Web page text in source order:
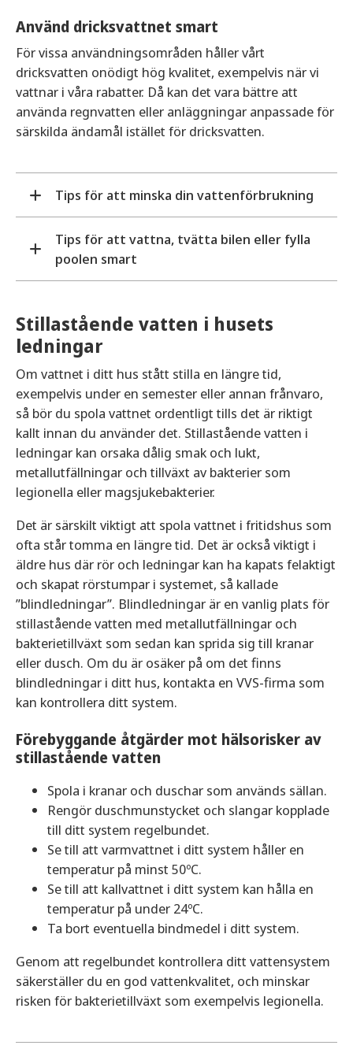
Använd dricksvattnet smart
För vissa användningsområden håller vårt
dricksvatten onödigt hög kvalitet, exempelvis när vi
vattnar i våra rabatter. Då kan det vara bättre att
använda regnvatten eller anläggningar anpassade för
särskilda ändamål istället för dricksvatten.
Tips för att minska din vattenförbrukning
Vårt dricksvatten är en viktig resurs och det finns
flera enkla sätt för att minska din
vattenförbrukning. Låt exempelvis inte kranen stå
när det behövs.
Du som bor i hus kan också övervaka din
vattenförbrukning genom att söka efter och laga
läckor på din fastighet, det kan både minska din
vattenförbrukning och förebygga skador på
fastigheten.
Fler tips för en minskad vattenförbrukning:
Dricksvatten- Fyll en tillbringare eller flaska
spola länge i kranen för att få kallt vatten.
Tvätt och disk- Fyll tvättmaskinen och
diskmaskinen ordentligt innan du startar
den. Använd maskinernas eko-program, de
använder i genomsnitt 10-20% mindre
vatten än vanliga program. Anpassa
tvättmaskinens program beroende på vad du
tvättar, bomullsprogram tenderar att
använda mer vatten.
Duschen- Ta kortare duschar och stäng av
kranen när du schamponerar dig. Använd
dig gärna av snålspolande munstycken, så
kranar. Då kan du begränsa vattenflödet
utan att tappa tryck i din kran.
Låt inte kranen stå på i onödan
exempelvis inte vattnet stå och rinna när du
borstar tänderna, diskar eller när du skalar
rotfrukter.
När det är dags att köpa nya vitvaror
Vid inköp av diskmaskin, tvättmaskin och
vattensnål och resurseffektiv variant. De kan
vara dyrare i inköp, men den minskade
vattenförbrukningen leder till minskade
Tips för att vattna, tvätta bilen eller fylla
poolen smart
För att minska vattenförbrukningen är det
smartare att vattna dina rabatter med
vattenkanna istället för trädgårdsslang eller
spridare, och vattna växterna på kvällen när det är
svalare. På varma dagar riskerar vattnet att
avdunsta istället för att gå till växten.
Om du har möjlighet kan du också samla
regnvatten och vattna med det. Du som har
vatten på dunk för hemberedskap kan vattna med
Tvätta bilen på biltvätten
I biltvätten och mackarnas gör-det-själv-hallar
finns system för rening och recirkulering av
tvättvattnet. Genom att tvätta bilen här, istället för
med vattenslangen på gatan, minskar du
vattenförbrukningen och även risken för att oljor
och kemikalier läcker ut i vårt dagvatten.
Fyll poolen med tankbil
Om du har en pool eller badtunna kan du beställa
en tankbil med vatten för att fylla på med. Vattnet
som det vatten vi har i våra kranar. Vattnet från
tankbilen är rent och går bra att bada i.
Stillastående vatten i husets
ledningar
Om vattnet i ditt hus stått stilla en längre tid,
exempelvis under en semester eller annan frånvaro,
så bör du spola vattnet ordentligt tills det är riktigt
kallt innan du använder det. Stillastående vatten i
ledningar kan orsaka dålig smak och lukt,
metallutfällningar och tillväxt av bakterier som
legionella eller magsjukebakterier.
Det är särskilt viktigt att spola vattnet i fritidshus som
ofta står tomma en längre tid. Det är också viktigt i
äldre hus där rör och ledningar kan ha kapats felaktigt
och skapat rörstumpar i systemet, så kallade
”blindledningar”. Blindledningar är en vanlig plats för
stillastående vatten med metallutfällningar och
bakterietillväxt som sedan kan sprida sig till kranar
eller dusch. Om du är osäker på om det finns
blindledningar i ditt hus, kontakta en VVS-firma som
kan kontrollera ditt system.
Förebyggande åtgärder mot hälsorisker av
stillastående vatten
Spola i kranar och duschar som används sällan.
Rengör duschmunstycket och slangar kopplade
till ditt system regelbundet.
Se till att varmvattnet i ditt system håller en
temperatur på minst 50ºC.
Se till att kallvattnet i ditt system kan hålla en
temperatur på under 24ºC.
Ta bort eventuella bindmedel i ditt system.
Genom att regelbundet kontrollera ditt vattensystem
säkerställer du en god vattenkvalitet, och minskar
risken för bakterietillväxt som exempelvis legionella.